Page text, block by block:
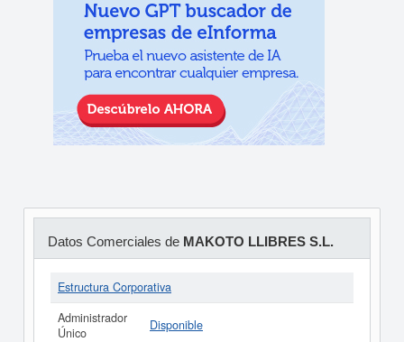
Datos Comerciales de MAKOTO LLIBRES S.L.
Estructura Corporativa
Administrador
Único
Disponible